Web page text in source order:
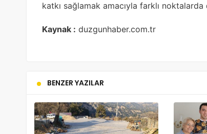
katkı sağlamak amacıyla farklı
Kaynak : duzgunhaber.com.tr
BENZER YAZILAR